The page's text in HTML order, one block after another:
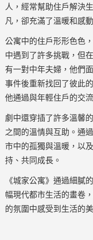
人，經常幫助住戶解決
凡，卻充滿了溫暖和感動
公寓中的住戶形形色色
中遇到了許多挑戰，但
有一對中年夫婦，他們
事件後重新找回了彼此
他通過與年輕住戶的交
劇中還穿插了許多溫馨
之間的溫情與互助。通
市中的孤獨與溫暖，以
持、共同成長。
《城家公寓》通過細膩
幅現代都市生活的畫卷
的氛圍中感受到生活的